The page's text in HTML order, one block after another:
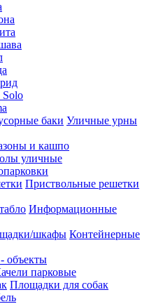
Solo
Уличные урны
и кашпо
уличные
Приствольные решетки
Информационные
Контейнерные
объекты
парковые
Площадки для собак